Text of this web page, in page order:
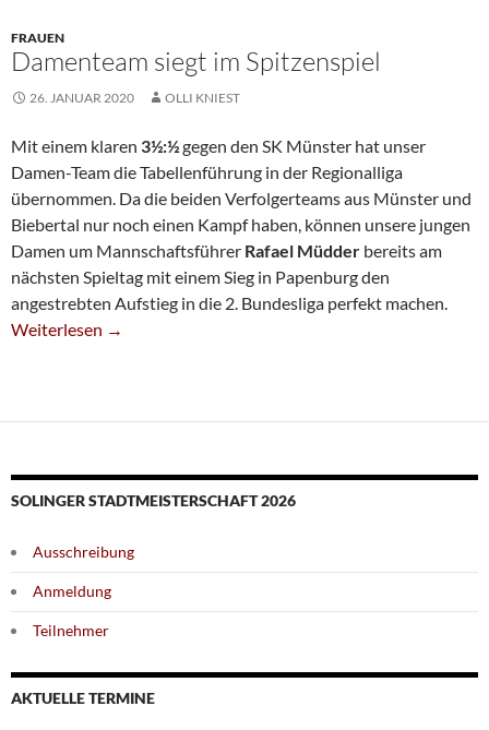
FRAUEN
Damenteam siegt im Spitzenspiel
26. JANUAR 2020 OLLI KNIEST
Mit einem klaren 3½:½gegen den SK Münster hat unser
Damen-Team die Tabellenführung in der Regionalliga
übernommen. Da die beiden Verfolgerteams aus Münster und
Biebertal nur noch einen Kampf haben, können unsere jungen
Damen um Mannschaftsführer Rafael Müdder bereits am
nächsten Spieltag mit einem Sieg in Papenburg den
angestrebten Aufstieg in die 2. Bundesliga perfekt machen.
Damenteam Siegt Im Spitzenspiel
Weiterlesen →
SOLINGER STADTMEISTERSCHAFT 2026
Ausschreibung
Anmeldung
Teilnehmer
AKTUELLE TERMINE